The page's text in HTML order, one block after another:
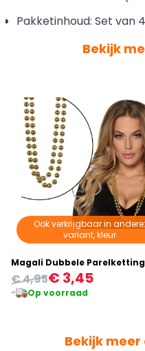
Pakketinhoud: Set van
Bekijk
Ook verkrijgbaar in andere:
variant, kleur
€ 3,45
€ 4,95
Op voorraad
Bekijk